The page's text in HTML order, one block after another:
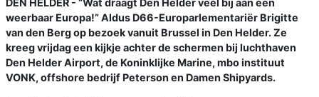
DEN HELDER - “Wat draagt Den Helder veel bij aan een
weerbaar Europa!” Aldus D66-Europarlementariër Brigitte
van den Berg op bezoek vanuit Brussel in Den Helder. Ze
kreeg vrijdag een kijkje achter de schermen bij luchthaven
Den Helder Airport, de Koninklijke Marine, mbo instituut
VONK, offshore bedrijf Peterson en Damen Shipyards.